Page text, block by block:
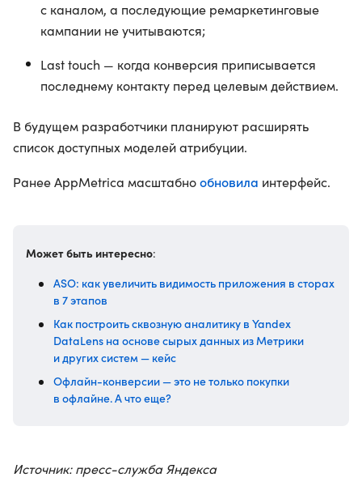
с каналом, а последующие ремаркетинговые
кампании не учитываются;
Last touch — когда конверсия приписывается
последнему контакту перед целевым действием.
В будущем разработчики планируют расширять
список доступных моделей атрибуции.
Ранее AppMetrica масштабнообновила интерфейс.
Может быть интересно:
ASO: как увеличить видимость приложения в сторах
в 7 этапов
Как построить сквозную аналитику в Yandex
DataLens на основе сырых данных из Метрики
и других систем — кейс
Офлайн-конверсии — это не только покупки
в офлайне. А что еще?
Источник: пресс-служба Яндекса